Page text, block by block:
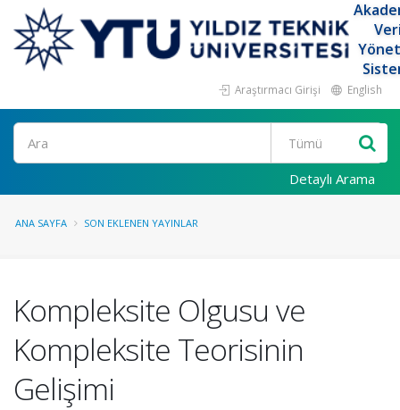
Araştırmacı Girişi English
Ara
Detaylı Arama
ANA SAYFA SON EKLENEN YAYINLAR
Kompleksite Olgusu ve
Kompleksite Teorisinin
Gelişimi